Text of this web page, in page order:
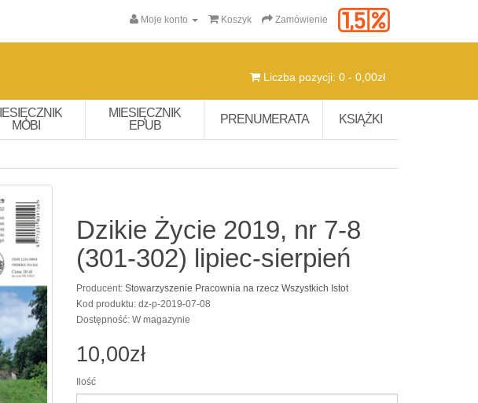
Moje konto Koszyk Zamówienie
Liczba pozycji: 0 - 0,00zł
MOBI
MIESIĘCZNIK
EPUB
PRENUMERATA KSIĄŻKI
Dzikie Życie 2019, nr 7-8
(301-302) lipiec-sierpień
Producent:Stowarzyszenie Pracownia na rzecz Wszystkich Istot
Kod produktu: dz-p-2019-07-08
Dostępność: W magazynie
10,00zł
Ilość